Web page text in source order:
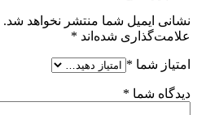
نشانی ایمیل شما منتشر نخواهد شد.
علامت‌گذاری شده‌اند *
امتیاز شما *
دیدگاه شما *